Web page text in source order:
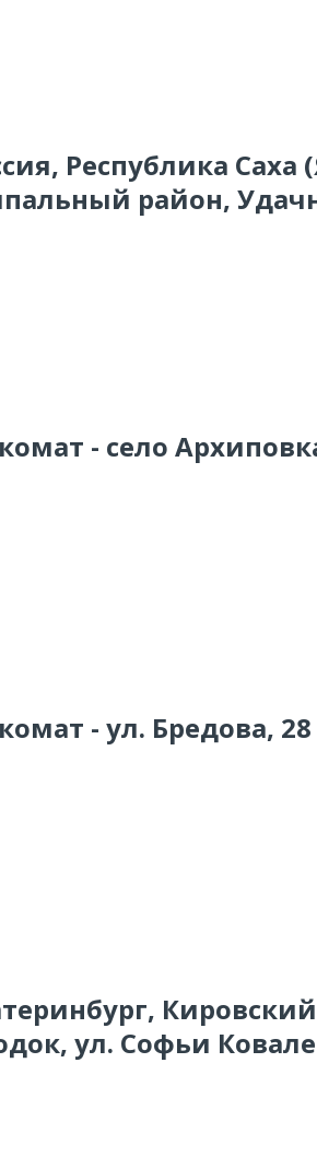
Республика Саха
район,
- село
- ул. Бредова, 28
ул. Софьи